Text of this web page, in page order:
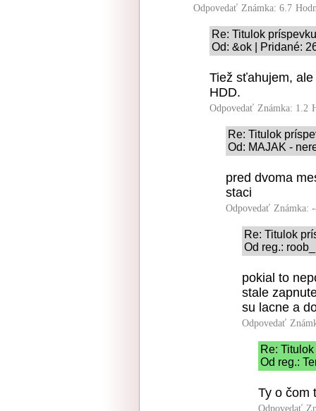
Odpovedať Známka: 6.7
Re: Titulok
Od: &ok | Pridané:
Tiež sťahujem,
HDD.
Odpovedať Známka: 1.2
Re: Titulok
Od: MAJAK -
pred dvoma
staci
Odpovedať Známka:
Re: Titulok
Od reg.:
pokial to
stale
su lacne a
Odpovedať
Re:
Od reg.:
Ty o čom
Odpovedať